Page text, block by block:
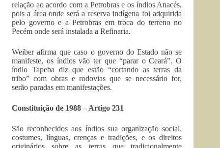
relação ao acordo com a Petrobras e os índios Anacés,
pois a área onde será a reserva indígena foi adquirida
pelo governo e a Petrobras em troca do terreno no
Pecém onde será instalada a Refinaria.
Weiber afirma que caso o governo do Estado não se
manifeste, os índios vão ter que “parar o Ceará”. O
índio Tapeba diz que estão “cortando as terras da
tribo” com obras e rodovias que se necessário for,
serão paradas em manifestações.
Constituição de 1988 – Artigo 231
São reconhecidos aos índios sua organização social,
costumes, línguas, crenças e tradições, e os direitos
originários sobre as terras que tradicionalmente